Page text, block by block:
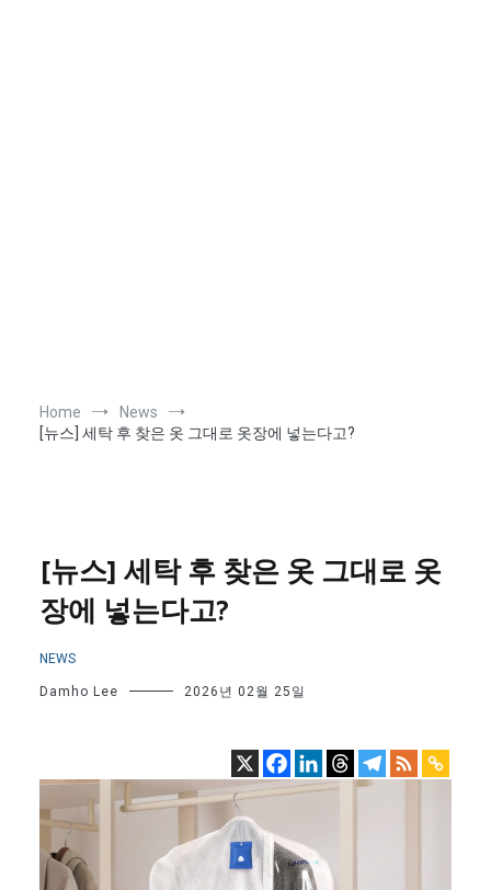
Home
News
[뉴스] 세탁 후 찾은 옷 그대로 옷장에 넣는다고?
[뉴스] 세탁 후 찾은 옷 그대로 옷
장에 넣는다고?
NEWS
Damho Lee 2026년 02월 25일